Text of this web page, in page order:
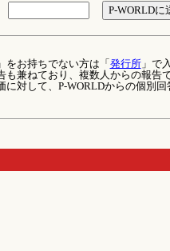
をお持ちでない方は「 発行所」で
も兼ねており、複数人からの報告
に対して、P-WORLDからの個別回